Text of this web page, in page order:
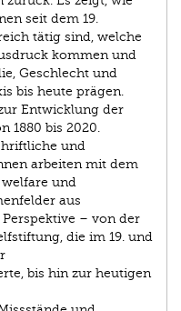
seit dem 19.
tätig sind, welche
kommen und
Geschlecht und
bis heute prägen.
Entwicklung der
1880 bis 2020.
und
arbeiten mit dem
und
aus
– von der
die im 19. und
bis hin zur heutigen